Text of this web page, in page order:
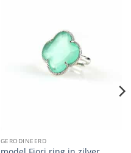
GERODINEERD